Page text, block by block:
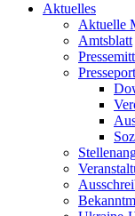
Aktuelles
Aktuelle
Amtsblatt